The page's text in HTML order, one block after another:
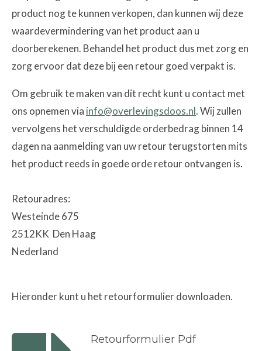
product nog te kunnen verkopen, dan kunnen wij deze
waardevermindering van het product aan u
doorberekenen. Behandel het product dus met zorg en
zorg ervoor dat deze bij een retour goed verpakt is.
Om gebruik te maken van dit recht kunt u contact met
ons opnemen via info@overlevingsdoos.nl. Wij zullen
vervolgens het verschuldigde orderbedrag binnen 14
dagen na aanmelding van uw retour terugstorten mits
het product reeds in goede orde retour ontvangen is.
Retouradres:
Westeinde 675
2512KK Den Haag
Nederland
Hieronder kunt u het retourformulier downloaden.
Retourformulier Pdf